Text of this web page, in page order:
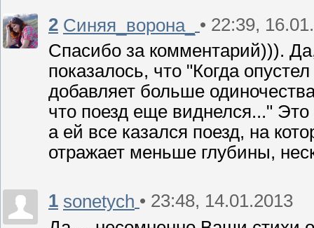
2 Синяя_ворона_
• 22:39,
Спасибо за комментарий))).
показалось, что "Когда
добавляет больше
что поезд еще виднелся..."
а ей все казался поезд, на
отражает меньше глубины,
1 sonetych • 23:48, 14.01.2013